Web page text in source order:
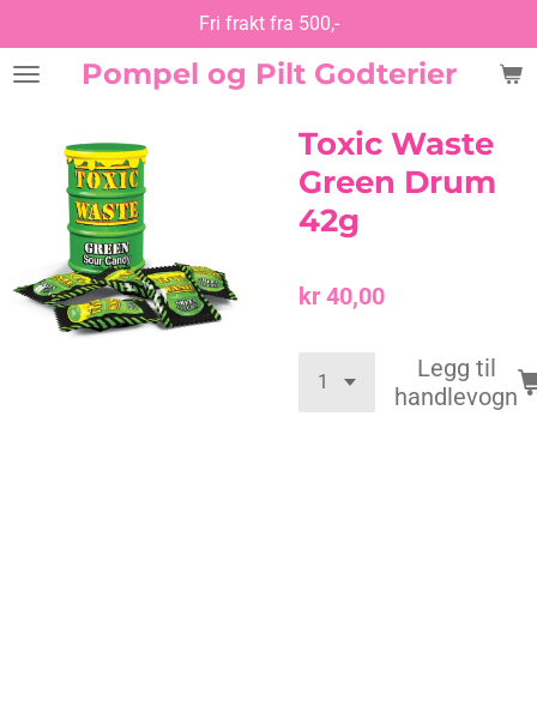
til
hovedinnholdPompel og Pilt Godterier
Fri frakt fra 500,-
Toxic Waste
Green Drum
42g
kr 40,00
Legg til
handlevogn